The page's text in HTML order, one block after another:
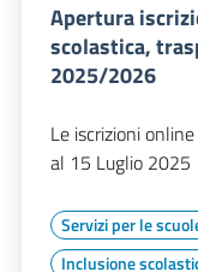
Apertura
scolastica,
2025/2026
Le iscrizioni
al 15 Luglio 2025
Servizi per le
Inclusione